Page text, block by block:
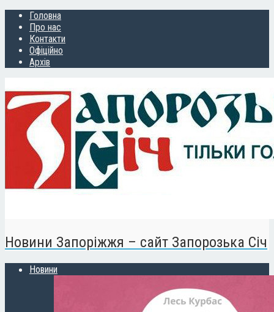
Головна
Про нас
Контакти
Офіційно
Архів
Новини Запоріжжя – сайт Запорозька Січ
Новини